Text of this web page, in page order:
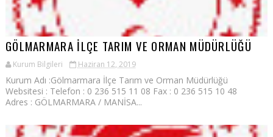
GÖLMARMARA İLÇE TARIM VE ORMAN MÜDÜRLÜĞÜ
Kurum Bilgileri Haziran 12, 2019
Kurum Adı :Gölmarmara İlçe Tarım ve Orman Müdürlüğü
Websitesi : Telefon : 0 236 515 11 08 Fax : 0 236 515 10 48
Adres : GÖLMARMARA / MANİSA...